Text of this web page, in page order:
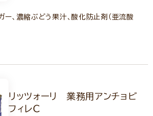
ー、濃縮ぶどう果汁、酸化防止剤（亜流酸
リッツォーリ 業務用アンチョビ
フィレＣ